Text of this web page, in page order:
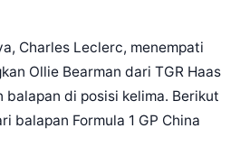
Charles Leclerc, menempati
Ollie Bearman dari TGR Haas
balapan di posisi kelima. Berikut
balapan Formula 1 GP China